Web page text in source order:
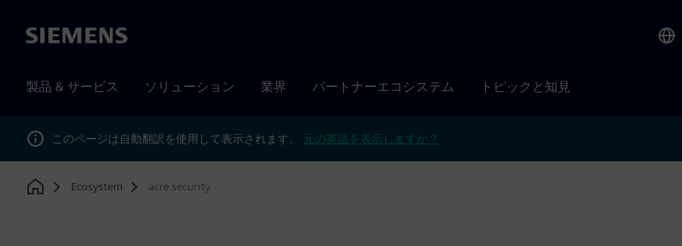
Siemens
製品 & サービス ソリューション 業界 パートナーエコシステム トピックと知見
このページは自動翻訳を使用して表示されます。 元の英語を表示しますか？
Home
Ecosystem acre security